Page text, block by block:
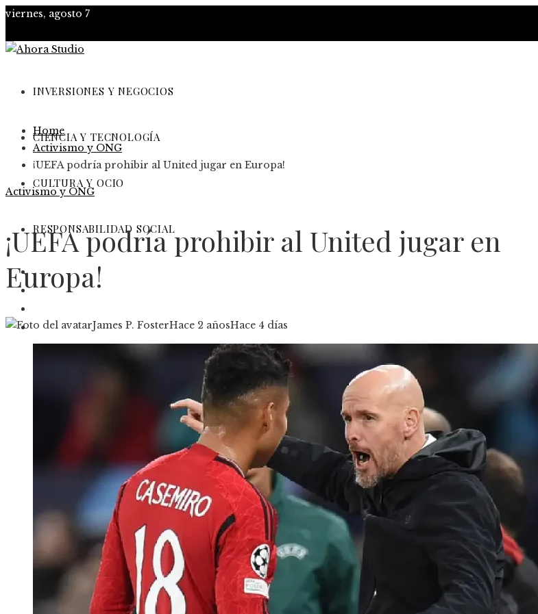
viernes, agosto 7
INVERSIONES Y NEGOCIOS
CIENCIA Y TECNOLOGÍA
CULTURA Y OCIO
RESPONSABILIDAD SOCIAL
Inversiones y negocios
Ciencia y tecnología
Responsabilidad social
Home
Activismo y ONG
¡UEFA podría prohibir al United jugar en Europa!
Activismo y ONG
¡UEFA podría prohibir al United jugar en
Europa!
James P. FosterHace 2 añosHace 4 días